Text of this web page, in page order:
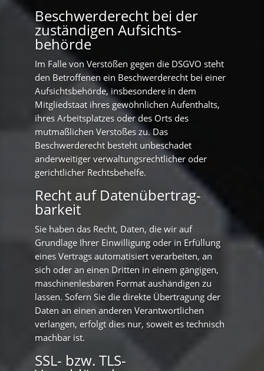
Beschwerde­recht bei der
zuständigen Aufsichts­
behörde
Im Falle von Verstößen gegen die DSGVO steht
den Betroffenen ein Beschwerderecht bei einer
Aufsichtsbehörde, insbesondere in dem
Mitgliedstaat ihres gewöhnlichen Aufenthalts,
ihres Arbeitsplatzes oder des Orts des
mutmaßlichen Verstoßes zu. Das
Beschwerderecht besteht unbeschadet
anderweitiger verwaltungsrechtlicher oder
gerichtlicher Rechtsbehelfe.
Recht auf Daten­übertrag­
barkeit
Sie haben das Recht, Daten, die wir auf
Grundlage Ihrer Einwilligung oder in Erfüllung
eines Vertrags automatisiert verarbeiten, an
sich oder an einen Dritten in einem gängigen,
maschinenlesbaren Format aushändigen zu
lassen. Sofern Sie die direkte Übertragung der
Daten an einen anderen Verantwortlichen
verlangen, erfolgt dies nur, soweit es technisch
machbar ist.
SSL- bzw. TLS-